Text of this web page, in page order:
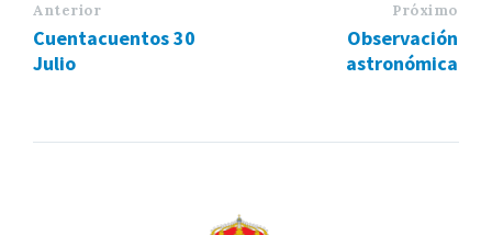
Anterior
Cuentacuentos 30
Julio
Próximo
Observación
astronómica